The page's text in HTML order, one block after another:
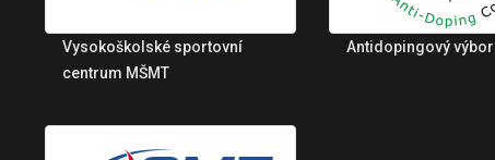
Vysokoškolské sportovní
centrum MŠMT
Antidopingový výbor